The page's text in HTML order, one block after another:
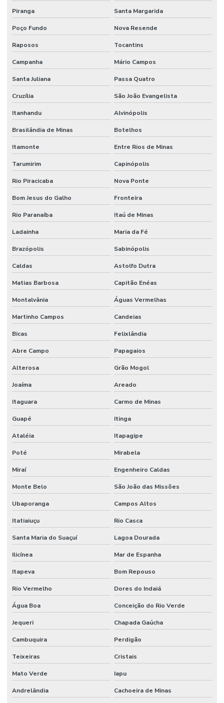
Piranga Santa Margarida
Poço Fundo Nova Resende
Raposos Tocantins
Campanha Mário Campos
Santa Juliana Passa Quatro
Cruzília São João Evangelista
Itanhandu Alvinópolis
Brasilândia de Minas Botelhos
Itamonte Entre Rios de Minas
Tarumirim Capinópolis
Rio Piracicaba Nova Ponte
Bom Jesus do Galho Fronteira
Rio Paranaíba Itaú de Minas
Ladainha Maria da Fé
Brazópolis Sabinópolis
Caldas Astolfo Dutra
Matias Barbosa Capitão Enéas
Montalvânia Águas Vermelhas
Martinho Campos Candeias
Bicas Felixlândia
Abre Campo Papagaios
Alterosa Grão Mogol
Joaíma Areado
Itaguara Carmo de Minas
Guapé Itinga
Ataléia Itapagipe
Poté Mirabela
Miraí Engenheiro Caldas
Monte Belo São João das Missões
Ubaporanga Campos Altos
Itatiaiuçu Rio Casca
Santa Maria do Suaçuí Lagoa Dourada
Ilicínea Mar de Espanha
Itapeva Bom Repouso
Rio Vermelho Dores do Indaiá
Água Boa Conceição do Rio Verde
Jequeri Chapada Gaúcha
Cambuquira Perdigão
Teixeiras Cristais
Mato Verde Iapu
Andrelândia Cachoeira de Minas